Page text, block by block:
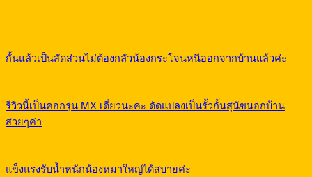
กั้นแล้วเป็นสัดส่วนไม่ต้องกลัวน้องกระโจนหนีออกจากบ้านแล้วค่ะ
รีวิวนี้เป็นคอกรุ่น MX เดี่ยวนะคะ ดัดแปลงเป็นรั้วกั้นสุนัขนอกบ้าน
สวยๆค่า
แข็งแรงรับน้ำหนักน้องหมาใหญ่ได้สบายค่ะ